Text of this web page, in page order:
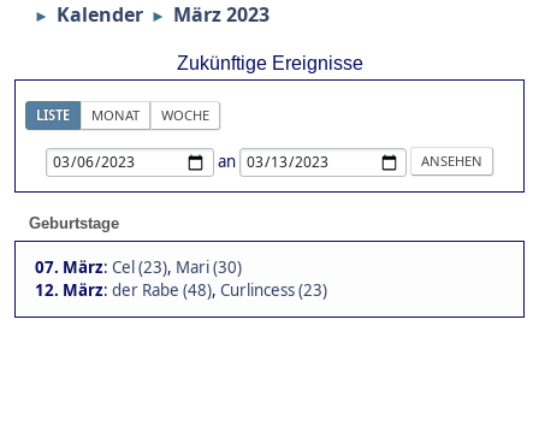
► Kalender ► März 2023
Zukünftige Ereignisse
LISTE MONAT WOCHE
an
Geburtstage
07. März: Cel (23), Mari (30)
12. März: der Rabe (48), Curlincess (23)